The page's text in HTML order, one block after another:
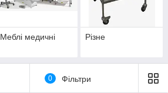
Меблі медичні Різне
0 Фільтри